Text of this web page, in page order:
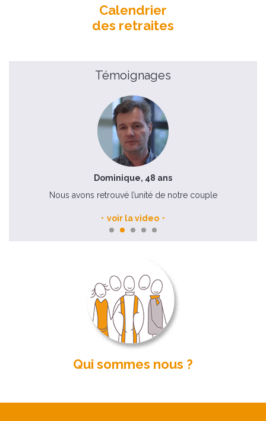
Calendrier
des retraites
Témoignages
Dominique, 48 ans
Nous avons retrouvé l’unité de notre couple
voir la video
Qui sommes nous ?